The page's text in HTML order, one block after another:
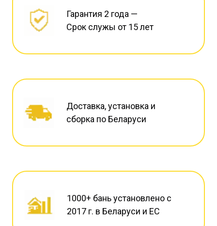
Гарантия 2 года —
Срок служы от 15 лет
Доставка, установка и
сборка по Беларуси
1000+ бань установлено с
2017 г. в Беларуси и ЕС